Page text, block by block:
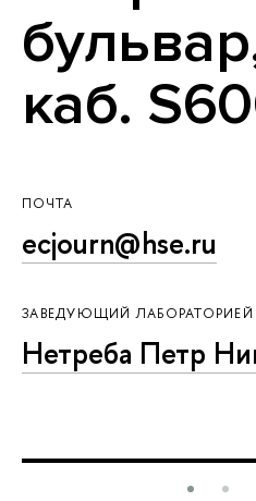
каб.
ПОЧТА
ecjourn@hse.ru
ЗАВЕДУЮЩИЙ ЛАБОРАТОРИЕЙ
Нетреба Петр